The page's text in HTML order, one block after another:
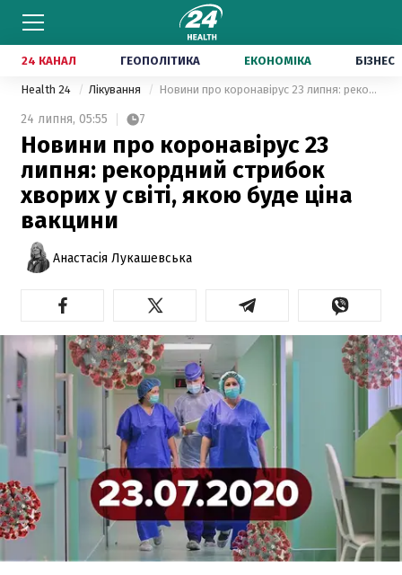
24 КАНАЛ ГЕОПОЛІТИКА ЕКОНОМІКА БІЗНЕС
Health 24 Лікування Новини про коронавірус 23 липня: рекордний стрибок хворих у світі, якою буде ціна вакцини
24 липня, 05:55 7
Новини про коронавірус 23
липня: рекордний стрибок
хворих у світі, якою буде ціна
вакцини
Анастасія Лукашевська